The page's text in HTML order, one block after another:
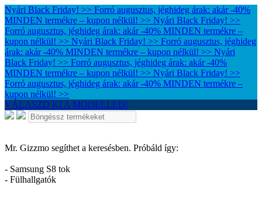
Nyári Black Friday! >> Forró augusztus, jéghideg árak: akár -40%
MINDEN termékre – kupon nélkül! >> Nyári Black Friday! >>
Forró augusztus, jéghideg árak: akár -40% MINDEN termékre –
kupon nélkül! >> Nyári Black Friday! >> Forró augusztus, jéghideg
árak: akár -40% MINDEN termékre – kupon nélkül! >> Nyári
Black Friday! >> Forró augusztus, jéghideg árak: akár -40%
MINDEN termékre – kupon nélkül! >> Nyári Black Friday! >>
Forró augusztus, jéghideg árak: akár -40% MINDEN termékre –
kupon nélkül! >>
VÁLASZD KI A MODELLED!
Mr. Gizzmo segíthet a keresésben. Próbáld így:
- Samsung S8 tok
- Fülhallgatók